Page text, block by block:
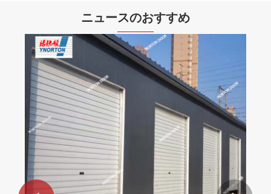
ニュースのおすすめ